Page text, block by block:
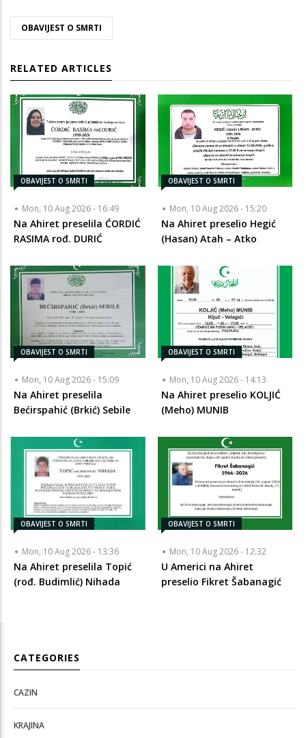
OBAVIJEST O SMRTI
RELATED ARTICLES
OBAVIJEST O SMRTI
Mon, 10 Aug 2026 - 16:49
Na Ahiret preselila ĆORDIĆ
RASIMA rođ. DURIĆ
OBAVIJEST O SMRTI
Mon, 10 Aug 2026 - 15:20
Na Ahiret preselio Hegić
(Hasan) Atah – Atko
OBAVIJEST O SMRTI
Mon, 10 Aug 2026 - 15:09
Na Ahiret preselila
Bećirspahić (Brkić) Sebile
OBAVIJEST O SMRTI
Mon, 10 Aug 2026 - 14:13
Na Ahiret preselio KOLJIĆ
(Meho) MUNIB
OBAVIJEST O SMRTI
Mon, 10 Aug 2026 - 13:36
Na Ahiret preselila Topić
(rođ. Budimlić) Nihada
OBAVIJEST O SMRTI
Mon, 10 Aug 2026 - 12:32
U Americi na Ahiret
preselio Fikret Šabanagić
CATEGORIES
CAZIN
KRAJINA